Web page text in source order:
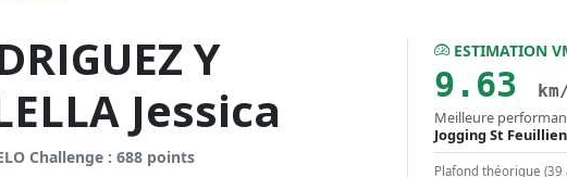
Y
Jessica
Challenge : 688 points
ESTIMATION
9.63
Meilleure
Jogging St Feuillien
Plafond théorique (39